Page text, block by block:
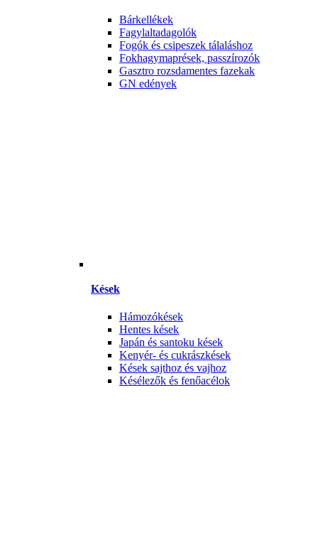
Bárkellékek
Fagylaltadagolók
Fogók és csipeszek tálaláshoz
Fokhagymaprések, passzírozók
Gasztro rozsdamentes fazekak
GN edények
Kések
Hámozókések
Hentes kések
Japán és santoku kések
Kenyér- és cukrászkések
Kések sajthoz és vajhoz
Késélezők és fenőacélok